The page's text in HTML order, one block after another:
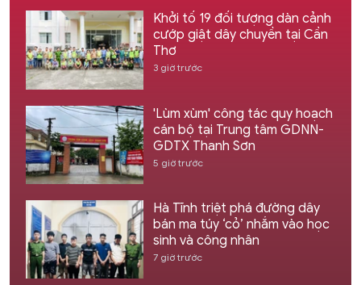
Khởi tố 19 đối tượng dàn cảnh
cướp giật dây chuyền tại Cần
Thơ
3 giờ trước
'Lùm xùm' công tác quy hoạch
cán bộ tại Trung tâm GDNN-
GDTX Thanh Sơn
5 giờ trước
Hà Tĩnh triệt phá đường dây
bán ma túy ‘cỏ’ nhắm vào học
sinh và công nhân
7 giờ trước